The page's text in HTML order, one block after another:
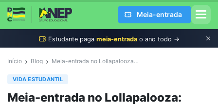
Meia-entrada
Estudante paga meia-entrada o ano todo →
Início › Blog › Meia-entrada no Lollapalooza: como garantir já sendo estudante ou professor
VIDA ESTUDANTIL
Meia-entrada no Lollapalooza: